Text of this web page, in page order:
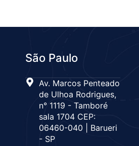
São Paulo
Av. Marcos Penteado
de Ulhoa Rodrigues,
n° 1119 - Tamboré
sala 1704 CEP:
06460-040 | Barueri
- SP